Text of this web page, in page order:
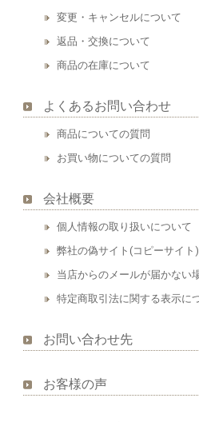
変更・キャンセルについて
返品・交換について
商品の在庫について
よくあるお問い合わせ
商品についての質問
お買い物についての質問
会社概要
個人情報の取り扱いについて
弊社の偽サイト(コピーサイ
当店からのメールが届かない
特定商取引法に関する表示に
お問い合わせ先
お客様の声